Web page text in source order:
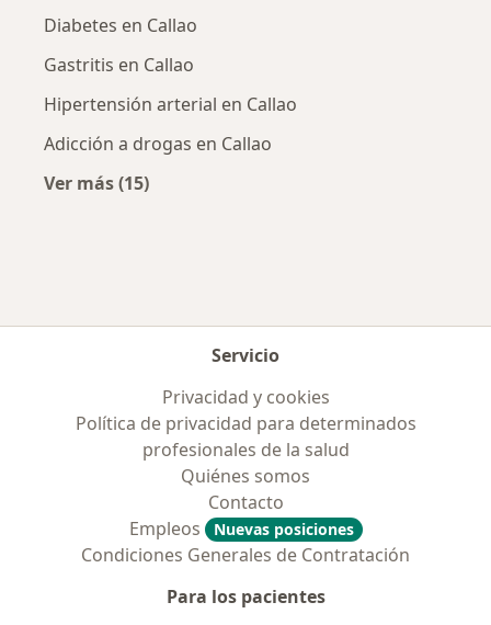
Diabetes en Callao
Gastritis en Callao
Hipertensión arterial en Callao
Adicción a drogas en Callao
Ver más (15)
Servicio
Privacidad y cookies
Política de privacidad para determinados
profesionales de la salud
Quiénes somos
Contacto
Empleos
Nuevas posiciones
Condiciones Generales de Contratación
Para los pacientes